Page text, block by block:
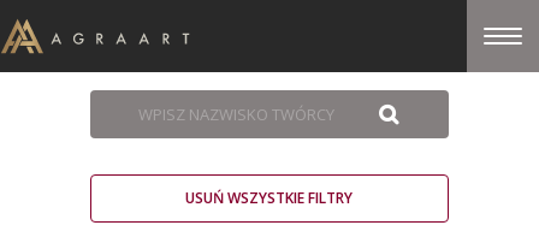
USUŃ WSZYSTKIE FILTRY